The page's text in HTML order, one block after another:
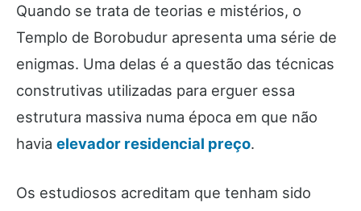
Quando se trata de teorias e mistérios, o
Templo de Borobudur apresenta uma série de
enigmas. Uma delas é a questão das técnicas
construtivas utilizadas para erguer essa
estrutura massiva numa época em que não
havia elevador residencial preço.
Os estudiosos acreditam que tenham sido